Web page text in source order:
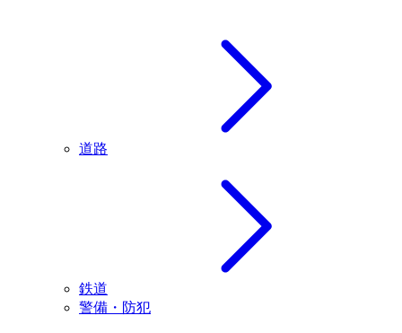
道路
鉄道
警備・防犯